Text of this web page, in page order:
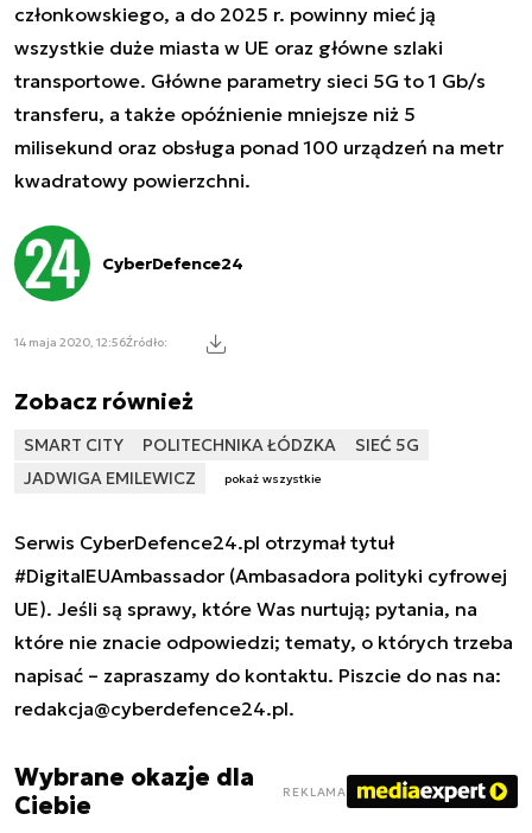
członkowskiego, a do 2025 r. powinny mieć ją
wszystkie duże miasta w UE oraz główne szlaki
transportowe. Główne parametry sieci 5G to 1 Gb/s
transferu, a także opóźnienie mniejsze niż 5
milisekund oraz obsługa ponad 100 urządzeń na metr
kwadratowy powierzchni.
CyberDefence24
14 maja 2020, 12:56Źródło:
Zobacz również
SMART CITY POLITECHNIKA ŁÓDZKA
SIEĆ 5G
JADWIGA EMILEWICZ
pokaż wszystkie
Serwis CyberDefence24.pl otrzymał tytuł
#DigitalEUAmbassador (Ambasadora polityki cyfrowej
UE). Jeśli są sprawy, które Was nurtują; pytania, na
które nie znacie odpowiedzi; tematy, o których trzeba
napisać – zapraszamy do kontaktu. Piszcie do nas na:
redakcja@cyberdefence24.pl.
Wybrane okazje dla
Ciebie
REKLAMA